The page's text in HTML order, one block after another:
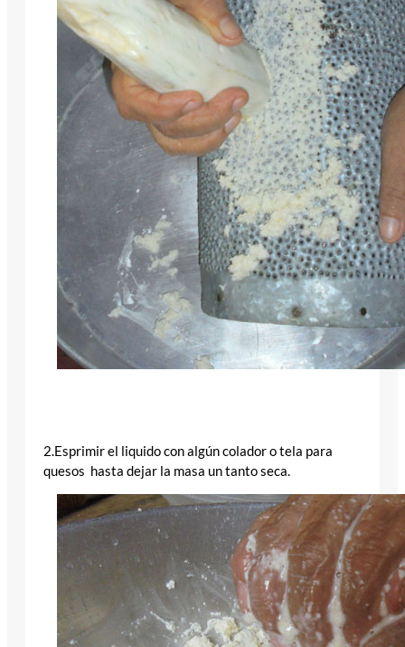
2.Esprimir el liquido con algún colador o tela para
quesos hasta dejar la masa un tanto seca.